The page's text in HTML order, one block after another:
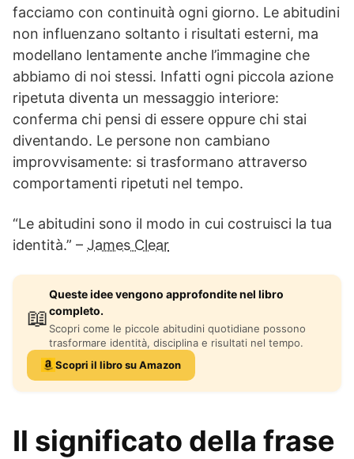
facciamo con continuità ogni giorno. Le abitudini
non influenzano soltanto i risultati esterni, ma
modellano lentamente anche l’immagine che
abbiamo di noi stessi. Infatti ogni piccola azione
ripetuta diventa un messaggio interiore:
conferma chi pensi di essere oppure chi stai
diventando. Le persone non cambiano
improvvisamente: si trasformano attraverso
comportamenti ripetuti nel tempo.
“Le abitudini sono il modo in cui costruisci la tua
identità.” – James Clear
📖
Queste idee vengono approfondite nel libro
completo.
Scopri come le piccole abitudini quotidiane possono
trasformare identità, disciplina e risultati nel tempo.
Scopri il libro su Amazon
Il significato della frase